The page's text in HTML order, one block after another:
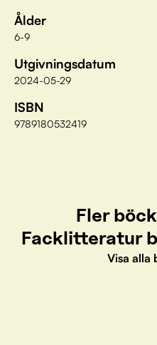
Ålder
6-9
Utgivningsdatum
2024-05-29
ISBN
9789180532419
Fler
Facklitteratur
Visa alla